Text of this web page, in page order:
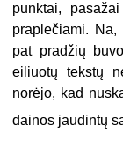
punktai,
praplečiami.
pat pradžių
eiliuotų tekstų
norėjo, kad
dainos jaudintų